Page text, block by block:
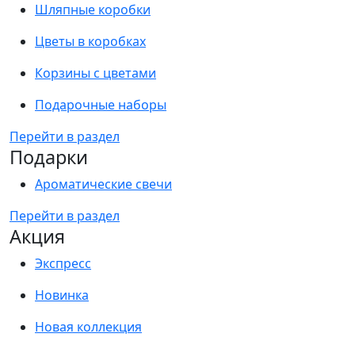
Шляпные коробки
Цветы в коробках
Корзины с цветами
Подарочные наборы
Перейти в раздел
Подарки
Ароматические свечи
Перейти в раздел
Акция
Экспресс
Новинка
Новая коллекция